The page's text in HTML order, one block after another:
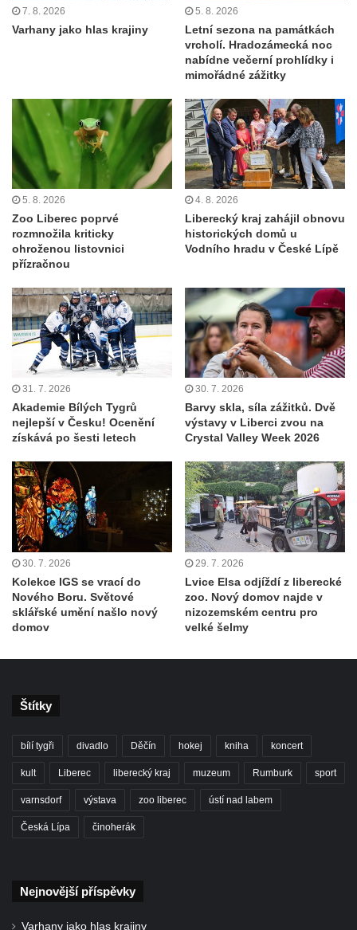
7. 8. 2026
Varhany jako hlas krajiny
5. 8. 2026
Letní sezona na památkách
vrcholí. Hradozámecká noc
nabídne večerní prohlídky i
mimořádné zážitky
5. 8. 2026
Zoo Liberec poprvé
rozmnožila kriticky
ohroženou listovnici
přízračnou
4. 8. 2026
Liberecký kraj zahájil obnovu
historických domů u
Vodního hradu v České Lípě
31. 7. 2026
Akademie Bílých Tygrů
nejlepší v Česku! Ocenění
získává po šesti letech
30. 7. 2026
Barvy skla, síla zážitků. Dvě
výstavy v Liberci zvou na
Crystal Valley Week 2026
30. 7. 2026
Kolekce IGS se vrací do
Nového Boru. Světové
sklářské umění našlo nový
domov
29. 7. 2026
Lvice Elsa odjíždí z liberecké
zoo. Nový domov najde v
nizozemském centru pro
velké šelmy
Štítky
bílí tygři divadlo Děčín hokej kniha koncert
kult Liberec liberecký kraj muzeum Rumburk sport
varnsdorf výstava zoo liberec ústí nad labem
Česká Lípa činoherák
Nejnovější příspěvky
Varhany jako hlas krajiny